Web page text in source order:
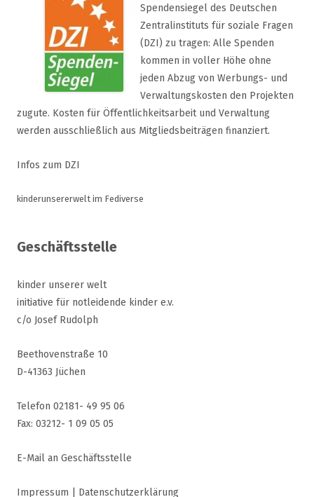
Spendensiegel des Deutschen
Zentralinstituts für soziale Fragen
(DZI) zu tragen: Alle Spenden
kommen in voller Höhe ohne
jeden Abzug von Werbungs- und
Verwaltungskosten den Projekten
zugute. Kosten für Öffentlichkeitsarbeit und Verwaltung
werden ausschließlich aus Mitgliedsbeiträgen finanziert.
Infos zum DZI
kinderunsererwelt im Fediverse
Geschäftsstelle
kinder unserer welt
initiative für notleidende kinder e.v.
c/o Josef Rudolph
Beethovenstraße 10
D-41363 Jüchen
Telefon 02181- 49 95 06
Fax: 03212- 1 09 05 05
E-Mail an Geschäftsstelle
Impressum Datenschutzerklärung